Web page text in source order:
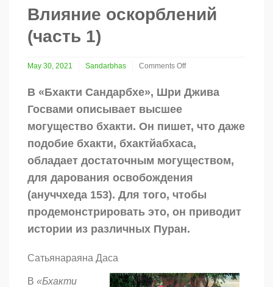
Влияние оскорблений
(часть 1)
May 30, 2021 Sandarbhas
Comments Off
Влияние
оскорблений
(часть
В «Бхакти Сандарбхе», Шри Джива
Госвами описывает высшее
могущество бхакти. Он пишет, что даже
подобие бхакти, бхактйабхаса,
обладает достаточным могуществом,
для дарования освобождения
(ануччхеда 153). Для того, чтобы
продемонстрировать это, он приводит
истории из различных Пуран.
Сатьянараяна Даса
В «Бхакти